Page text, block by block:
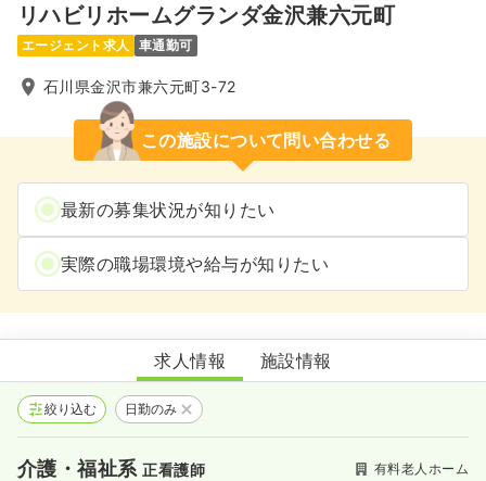
リハビリホームグランダ金沢兼六元町
エージェント求人 車通勤可
石川県金沢市兼六元町3-72
この施設について問い合わせる
最新の募集状況が知りたい
実際の職場環境や給与が知りたい
リハビリホームグランダ金沢兼六元町
求人情報 施設情報
絞り込む 日勤のみ
介護・福祉系正看護師 有料老人ホーム